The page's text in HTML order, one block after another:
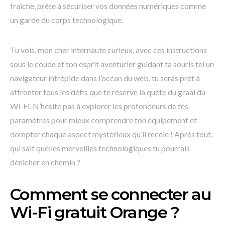
fraîche, prête à sécuriser vos données numériques comme
un garde du corps technologique.
Tu vois, mon cher internaute curieux, avec ces instructions
sous le coude et ton esprit aventurier guidant ta souris tel un
navigateur intrépide dans l’océan du web, tu seras prêt à
affronter tous les défis que te réserve la quête du graal du
Wi-Fi. N’hésite pas à explorer les profondeurs de tes
paramètres pour mieux comprendre ton équipement et
dompter chaque aspect mystérieux qu’il recèle ! Après tout,
qui sait quelles merveilles technologiques tu pourrais
dénicher en chemin ?
Comment se connecter au
Wi-Fi gratuit Orange ?